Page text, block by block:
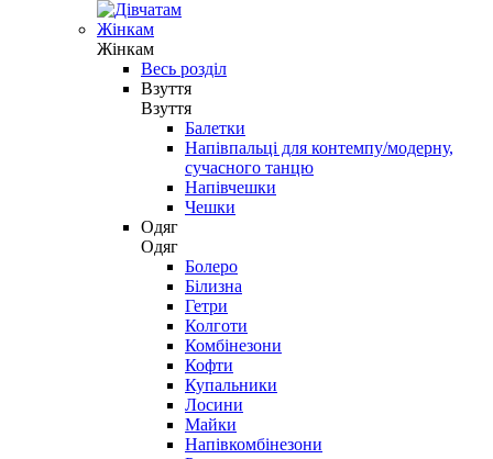
Жінкам
Жінкам
Весь розділ
Взуття
Взуття
Балетки
Напівпальці для контемпу/модерну,
сучасного танцю
Напівчешки
Чешки
Одяг
Одяг
Болеро
Білизна
Гетри
Колготи
Комбінезони
Кофти
Купальники
Лосини
Майки
Напівкомбінезони